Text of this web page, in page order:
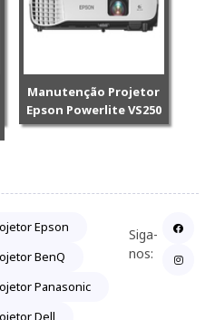
Manutenção Projetor
Epson Powerlite VS250
Epson
BenQ
Panasonic
Dell
Siga-
nos: